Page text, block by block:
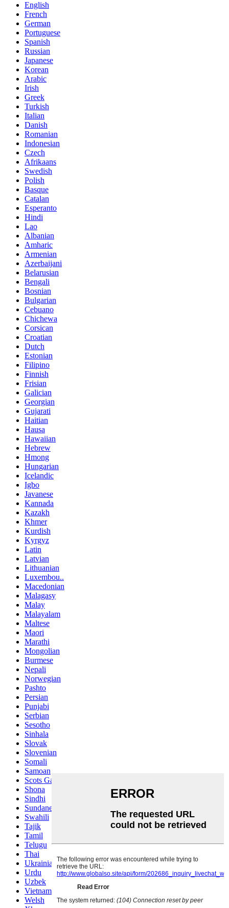
English
French
German
Portuguese
Spanish
Russian
Japanese
Korean
Arabic
Irish
Greek
Turkish
Italian
Danish
Romanian
Indonesian
Czech
Afrikaans
Swedish
Polish
Basque
Catalan
Esperanto
Hindi
Lao
Albanian
Amharic
Armenian
Azerbaijani
Belarusian
Bengali
Bosnian
Bulgarian
Cebuano
Chichewa
Corsican
Croatian
Dutch
Estonian
Filipino
Finnish
Frisian
Galician
Georgian
Gujarati
Haitian
Hausa
Hawaiian
Hebrew
Hmong
Hungarian
Icelandic
Igbo
Javanese
Kannada
Kazakh
Khmer
Kurdish
Kyrgyz
Latin
Latvian
Lithuanian
Luxembou..
Macedonian
Malagasy
Malay
Malayalam
Maltese
Maori
Marathi
Mongolian
Burmese
Nepali
Norwegian
Pashto
Persian
Punjabi
Serbian
Sesotho
Sinhala
Slovak
Slovenian
Somali
Samoan
Scots Gaelic
Shona
Sindhi
Sundanese
Swahili
Tajik
Tamil
Telugu
Thai
Ukrainian
Urdu
Uzbek
Vietnamese
Welsh